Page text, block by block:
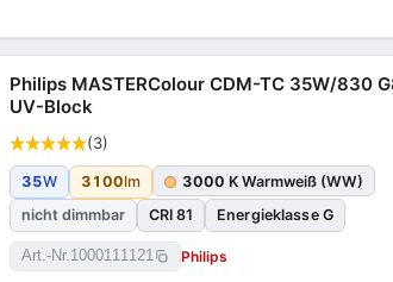
Philips MASTERColour CDM-TC 35W/830
UV-Block
(3)
35W 3100lm 3000 K Warmweiß (WW)
nicht dimmbar
CRI 81 Energieklasse G
Art.-Nr.1000111121 Philips